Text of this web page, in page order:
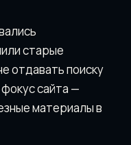
старые
отдавать поискy
сайта —
материалы в